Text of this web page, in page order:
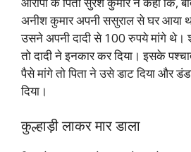
अनीश कुमार अपनी ससुराल से घर आया
उसने अपनी दादी से 100 रुपये मांगे थे।
तो दादी ने इनकार कर दिया। इसके
पैसे मांगे तो पिता ने उसे डाट दिया और
दिया।
कुल्हाड़ी लाकर मार डाला